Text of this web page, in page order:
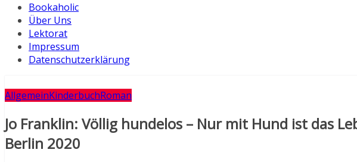
Bookaholic
Über Uns
Lektorat
Impressum
Datenschutzerklärung
AllgemeinKinderbuchRoman
Jo Franklin: Völlig hundelos – Nur mit Hund ist das
Berlin 2020